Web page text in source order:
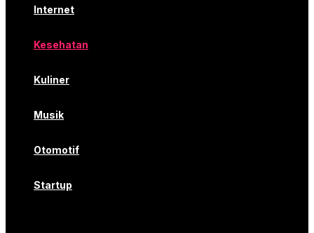
Internet
Kesehatan
Kuliner
Musik
Otomotif
Startup